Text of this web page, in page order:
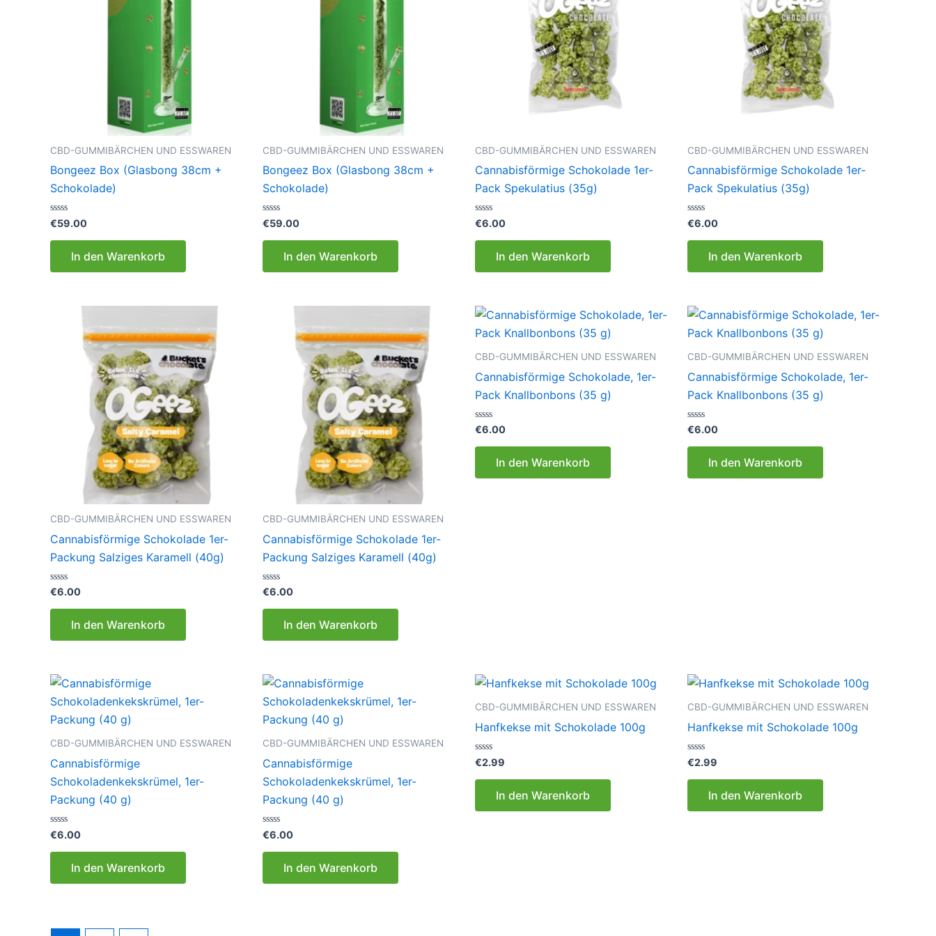
CBD-GUMMIBÄRCHEN UND ESSWAREN
Bongeez Box (Glasbong 38cm +
Schokolade)
Bewertet
0
€59.00
In den Warenkorb
CBD-GUMMIBÄRCHEN UND ESSWAREN
Bongeez Box (Glasbong 38cm +
Schokolade)
Bewertet
0
€59.00
In den Warenkorb
CBD-GUMMIBÄRCHEN UND ESSWAREN
Cannabisförmige Schokolade 1er-
Pack Spekulatius (35g)
Bewertet
0
€6.00
In den Warenkorb
CBD-GUMMIBÄRCHEN UND ESSWAREN
Cannabisförmige Schokolade 1er-
Pack Spekulatius (35g)
Bewertet
0
€6.00
In den Warenkorb
CBD-GUMMIBÄRCHEN UND ESSWAREN
Cannabisförmige Schokolade 1er-
Packung Salziges Karamell (40g)
Bewertet
0
€6.00
In den Warenkorb
CBD-GUMMIBÄRCHEN UND ESSWAREN
Cannabisförmige Schokolade 1er-
Packung Salziges Karamell (40g)
Bewertet
0
€6.00
In den Warenkorb
CBD-GUMMIBÄRCHEN UND ESSWAREN
Cannabisförmige Schokolade, 1er-
Pack Knallbonbons (35 g)
Bewertet
0
€6.00
In den Warenkorb
CBD-GUMMIBÄRCHEN UND ESSWAREN
Cannabisförmige Schokolade, 1er-
Pack Knallbonbons (35 g)
Bewertet
0
€6.00
In den Warenkorb
CBD-GUMMIBÄRCHEN UND ESSWAREN
Cannabisförmige
Schokoladenkekskrümel, 1er-
Packung (40 g)
Bewertet
mit
0
€6.00
In den Warenkorb
CBD-GUMMIBÄRCHEN UND ESSWAREN
Cannabisförmige
Schokoladenkekskrümel, 1er-
Packung (40 g)
Bewertet
mit
0
€6.00
In den Warenkorb
CBD-GUMMIBÄRCHEN UND ESSWAREN
Hanfkekse mit Schokolade 100g
Bewertet
mit
0
€2.99
In den Warenkorb
CBD-GUMMIBÄRCHEN UND ESSWAREN
Hanfkekse mit Schokolade 100g
Bewertet
mit
0
€2.99
In den Warenkorb